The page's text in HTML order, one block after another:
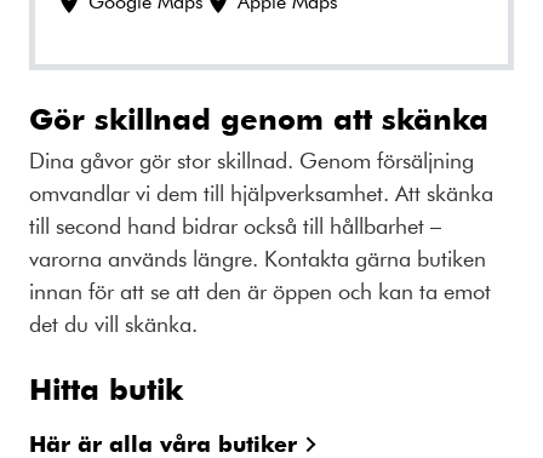
Gör skillnad genom att skänka
Dina gåvor gör stor skillnad. Genom försäljning
omvandlar vi dem till hjälpverksamhet. Att skänka
till second hand bidrar också till hållbarhet –
varorna används längre. Kontakta gärna butiken
innan för att se att den är öppen och kan ta emot
det du vill skänka.
Hitta butik
Här är alla våra butiker